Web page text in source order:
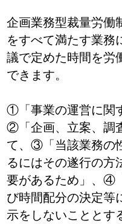
企画業務型裁量労働
をすべて満たす業務
議で定めた時間を労
できます。
①「事業の運営に関
②「企画、立案、調
て、③「当該業務の
るにはその遂行の方
要があるため」、④
び時間配分の決定等
示をしないこととす